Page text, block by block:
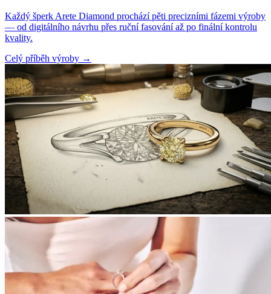
Každý šperk Arete Diamond prochází pěti precizními fázemi výroby
— od digitálního návrhu přes ruční fasování až po finální kontrolu
kvality.
Celý příběh výroby →